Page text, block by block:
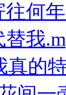
何
我
真的